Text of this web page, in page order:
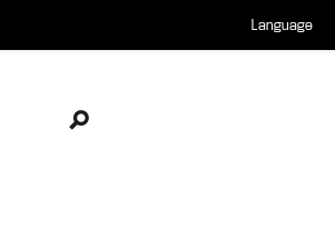
Language
Open search